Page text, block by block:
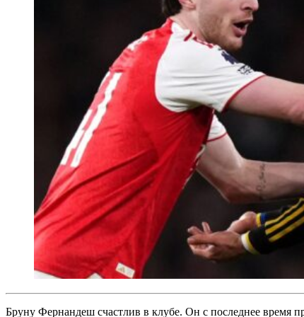
Бруну Фернандеш счастлив в клубе. Он с последнее время